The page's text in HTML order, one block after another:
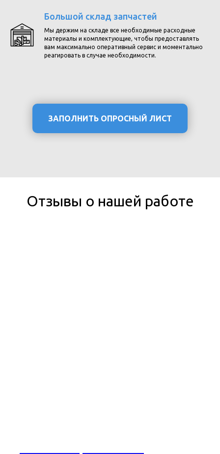
Большой склад запчастей
Мы держим на складе все необходимые расходные
материалы и комплектующие, чтобы предоставлять
вам максимально оперативный сервис и моментально
реагировать в случае необходимости.
ЗАПОЛНИТЬ ОПРОСНЫЙ ЛИСТ
Отзывы о нашей работе